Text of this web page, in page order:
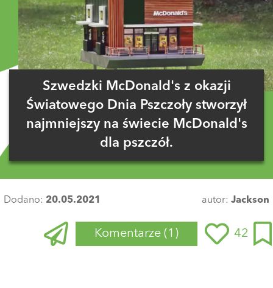
Szwedzki McDonald's z okazji
Światowego Dnia Pszczoły stworzył
najmniejszy na świecie McDonald's
dla pszczół.
Dodano: 20.05.2021 autor: Jackson
Komentarze (1) 42